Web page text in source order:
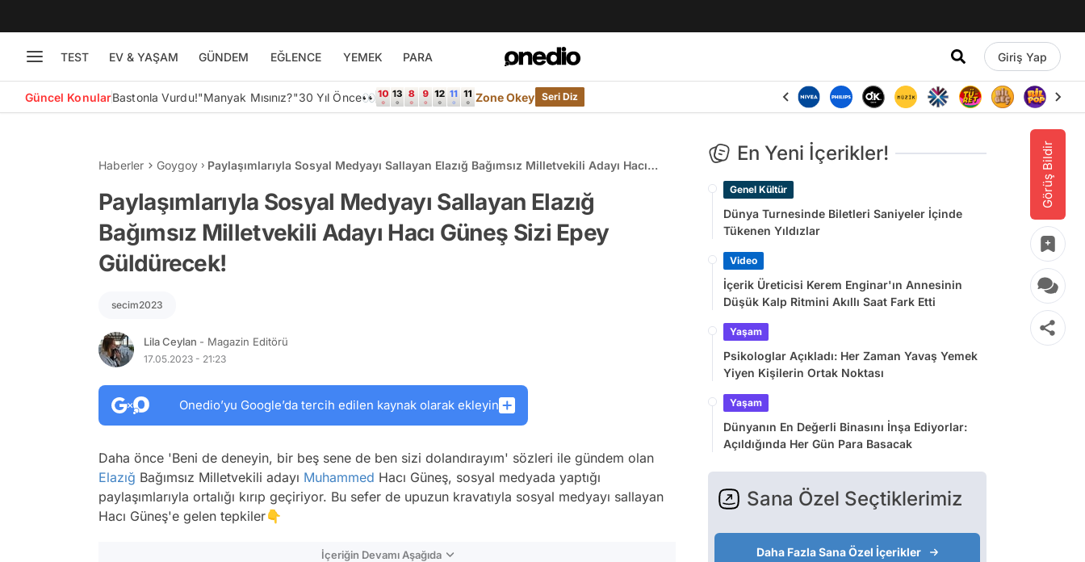
TEST EV & YAŞAM GÜNDEM EĞLENCE YEMEK PARA Giriş Yap
Güncel KonularBastonla Vurdu!"Manyak Mısınız?"30 Yıl Önce👀 Zone Okey Seri Diz
Görüş Bildir
Haberler Goygoy
Paylaşımlarıyla Sosyal Medyayı Sallayan Elazığ Bağımsız Milletvekili Adayı Hacı
Paylaşımlarıyla Sosyal Medyayı Sallayan Elazığ
Bağımsız Milletvekili Adayı Hacı Güneş Sizi Epey
Güldürecek!
secim2023
Lila Ceylan - Magazin Editörü
17.05.2023 - 21:23
Onedio’yu Google’da tercih edilen kaynak olarak ekleyin
Daha önce 'Beni de deneyin, bir beş sene de ben sizi dolandırayım' sözleri ile gündem olan
Elazığ Bağımsız Milletvekili adayı Muhammed Hacı Güneş, sosyal medyada yaptığı
paylaşımlarıyla ortalığı kırıp geçiriyor. Bu sefer de upuzun kravatıyla sosyal medyayı sallayan
Hacı Güneş'e gelen tepkiler👇
İçeriğin Devamı Aşağıda
En Yeni İçerikler!
Genel Kültür
Dünya Turnesinde Biletleri Saniyeler İçinde
Tükenen Yıldızlar
Video
İçerik Üreticisi Kerem Enginar'ın Annesinin
Düşük Kalp Ritmini Akıllı Saat Fark Etti
Yaşam
Psikologlar Açıkladı: Her Zaman Yavaş Yemek
Yiyen Kişilerin Ortak Noktası
Yaşam
Dünyanın En Değerli Binasını İnşa Ediyorlar:
Açıldığında Her Gün Para Basacak
Sana Özel Seçtiklerimiz
Daha Fazla Sana Özel İçerikler